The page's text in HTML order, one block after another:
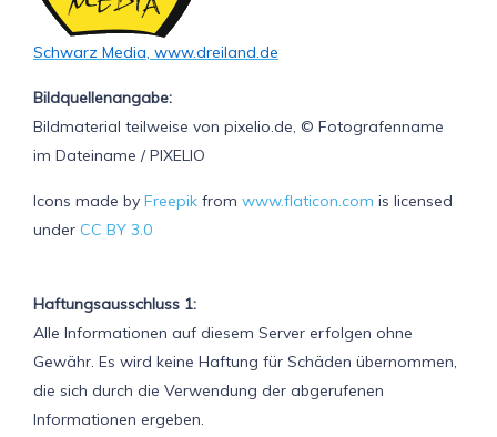
Schwarz Media, www.dreiland.de
Bildquellenangabe:
Bildmaterial teilweise von pixelio.de, © Fotografenname
im Dateiname / PIXELIO
Icons made by Freepik from www.flaticon.com is licensed
under CC BY 3.0
Haftungsausschluss 1:
Alle Informationen auf diesem Server erfolgen ohne
Gewähr. Es wird keine Haftung für Schäden übernommen,
die sich durch die Verwendung der abgerufenen
Informationen ergeben.